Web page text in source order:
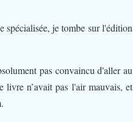
spécialisée, je tombe sur l'édition
pas convaincu d'aller au
livre n’avait pas l'air mauvais, et